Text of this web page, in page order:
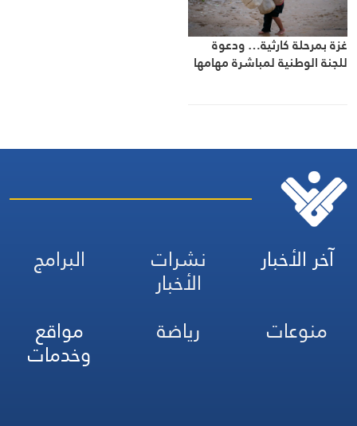
غزة بمرحلة كارثية… ودعوة
للجنة الوطنية لمباشرة مهامها
آخر الأخبار نشرات
الأخبار
البرامج
منوعات
رياضة مواقع
وخدمات